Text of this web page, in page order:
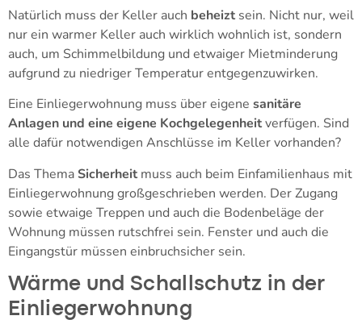
Natürlich muss der Keller auch beheizt sein. Nicht nur, weil
nur ein warmer Keller auch wirklich wohnlich ist, sondern
auch, um Schimmelbildung und etwaiger Mietminderung
aufgrund zu niedriger Temperatur entgegenzuwirken.
Eine Einliegerwohnung muss über eigene sanitäre
Anlagen und eine eigene Kochgelegenheitverfügen. Sind
alle dafür notwendigen Anschlüsse im Keller vorhanden?
Das ThemaSicherheit muss auch beim Einfamilienhaus mit
Einliegerwohnung großgeschrieben werden. Der Zugang
sowie etwaige Treppen und auch die Bodenbeläge der
Wohnung müssen rutschfrei sein. Fenster und auch die
Eingangstür müssen einbruchsicher sein.
Wärme und Schallschutz in der
Einliegerwohnung